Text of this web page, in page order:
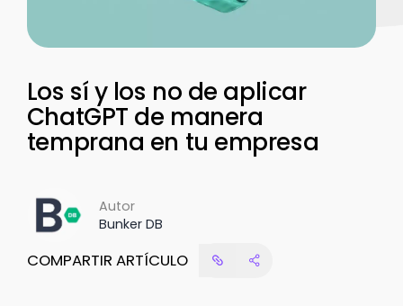
Los sí y los no de aplicar
ChatGPT de manera
temprana en tu empresa
Autor
Bunker DB
COMPARTIR ARTÍCULO